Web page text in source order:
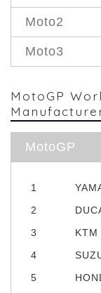
Moto2
Moto3
MotoGP
MotoGP
1
2
3
KTM
4
5